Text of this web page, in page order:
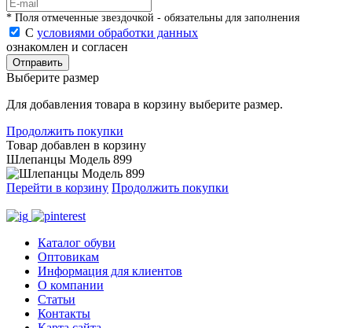
* Поля отмеченные звездочкой - обязательны для заполнения
С условиями обработки данных
ознакомлен и согласен
Отправить
Выберите размер
Для добавления товара в корзину выберите размер.
Продолжить покупки
Товар добавлен в корзину
Шлепанцы Модель 899
Перейти в корзину Продолжить покупки
Каталог обуви
Оптовикам
Информация для клиентов
О компании
Статьи
Контакты